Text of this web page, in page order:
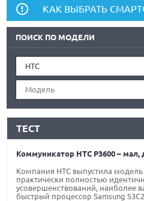
КАК ВЫБРАТЬ
ПОИСК ПО МОДЕЛИ
HTC
Модель
ТЕСТ
Коммуникатор HTC P3600 – мал,
Компания HTC выпустила
практически полностью
усовершенствований, наиболее
быстрый процессор Samsung